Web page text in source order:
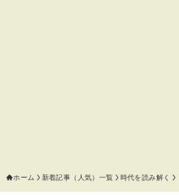
ホーム 新着記事（人気）一覧 時代を読み解く